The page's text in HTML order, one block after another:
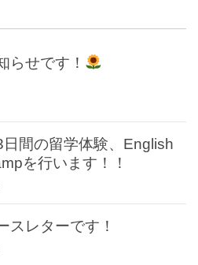
らせです！
間の留学体験、English
を行います！！
スレターです！